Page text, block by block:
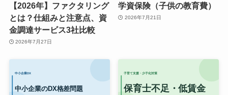
【2026年】ファクタリング
とは？仕組みと注意点、資
金調達サービス3社比較
2026年7月27日
学資保険（子供の教育費）
2026年7月21日